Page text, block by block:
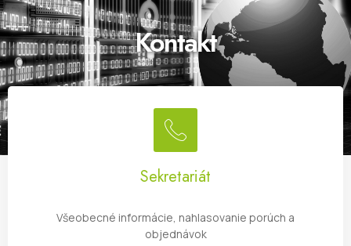
Kontakt
Sekretariát
Všeobecné informácie, nahlasovanie porúch a
objednávok